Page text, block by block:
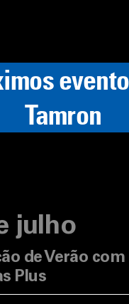
Tamron
julho
de Verão com
Plus